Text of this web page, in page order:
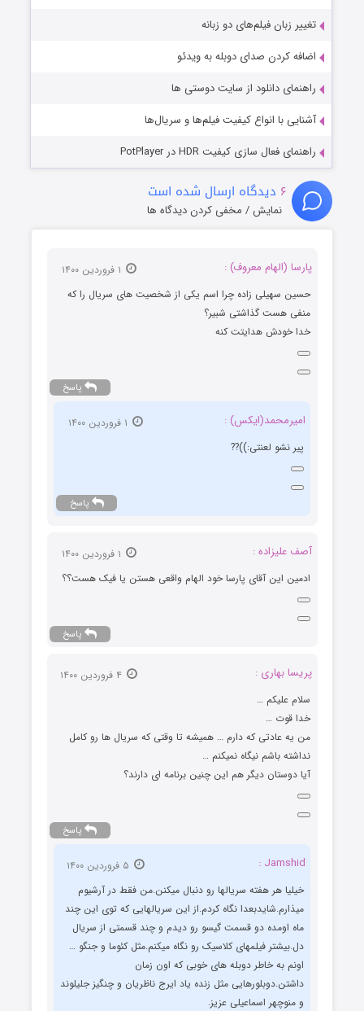
تغییر زبان فیلم‌های دو زبانه
اضافه کردن صدای دوبله به ویدئو
راهنمای دانلود از سایت دوستی ها
آشنایی با انواع کیفیت فیلم‌ها و سریال‌ها
راهنمای فعال سازی کیفیت HDR در PotPlayer
۶ دیدگاه ارسال شده است
نمایش / مخفی کردن دیدگاه ها
پارسا (الهام معروف) :
حسین سهیلی زاده چرا اسم یکی از شخصیت های سریال را که
منفی هست گذاشتی شبیر؟
خدا خودش هدایتت کنه
پاسخ
امیرمحمد(ایکس) :
پیر نشو لعنتی:))??
پاسخ
آصف علیزاده :
ادمین این آقای پارسا خود الهام واقعی هستن یا فیک هست؟؟
پاسخ
پریسا بهاری :
سلام علیکم …
خدا قوت …
من یه عادتی که دارم … همیشه تا وقتی که سریال ها رو کامل
نداشته باشم نیگاه نمیکنم …
آیا دوستان دیگر هم این چنین برنامه ای دارند؟
پاسخ
Jamshid :
خیلیا هر هفته سریالها رو دنبال میکنن.من فقط در آرشیوم
میذارم.شایدبعدا نگاه کردم.از این سریالهایی که توی این چند
ماه اومده دو قسمت گیسو رو دیدم و چند قسمتی از سریال
دل.بیشتر فیلمهای کلاسیک رو نگاه میکنم.مثل کئوما و جنگو …
اونم به خاطر دوبله های خوبی که اون زمان
داشتن.دوبلورهایی مثل زنده یاد ایرج ناظریان و چنگیز جلیلوند
و منوچهر اسماعیلی عزیز.